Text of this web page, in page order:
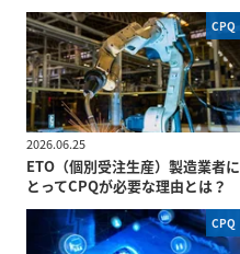
CPQ
2026.06.25
ETO（個別受注生産）製造業者に
とってCPQが必要な理由とは？
CPQ